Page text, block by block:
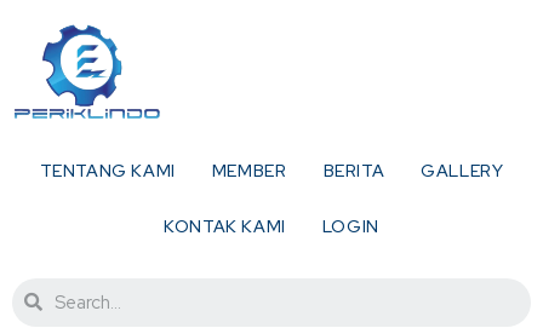
TENTANG KAMI MEMBER BERITA GALLERY
KONTAK KAMI LOGIN